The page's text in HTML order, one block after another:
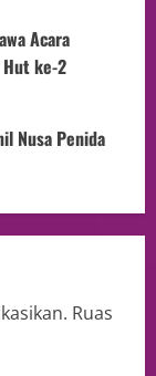
Acara
Hut ke-2
Nusa Penida
Ruas